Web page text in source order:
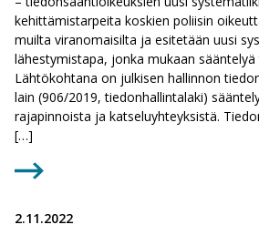
kehittämistarpeita koskien poliisin
muilta viranomaisilta ja esitetään uusi
lähestymistapa, jonka mukaan sääntelyä
Lähtökohtana on julkisen hallinnon
lain (906/2019, tiedonhallintalaki)
rajapinnoista ja katseluyhteyksistä.
[…]
2.11.2022